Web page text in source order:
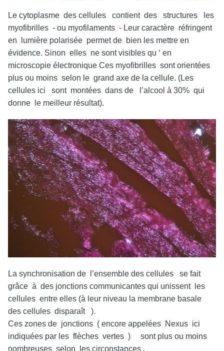
Le cytoplasme des cellules contient des structures les
myofibrilles - ou myofilaments - Leur caractère réfringent
en lumière polarisée permet de bien les mettre en
évidence. Sinon elles ne sont visibles qu ‘ en
microscopie électronique Ces myofibrilles sont orientées
plus ou moins selon le grand axe de la cellule. (Les
cellules ici sont montées dans de l’alcool à 30% qui
donne le meilleur résultat).
La synchronisation de l’ensemble des cellules se fait
grâce à des jonctions communicantes qui unissent les
cellules entre elles (à leur niveau la membrane basale
des cellules disparaît ).
Ces zones de jonctions ( encore appelées Nexus ici
indiquées par les flèches vertes ) sont plus ou moins
nombreuses selon les circonstances .